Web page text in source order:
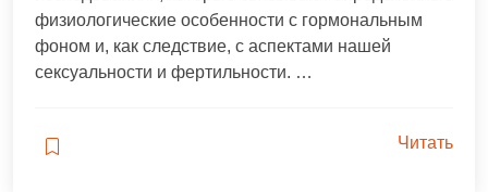
физиологические особенности с гормональным
фоном и, как следствие, с аспектами нашей
сексуальности и фертильности. …
Читать